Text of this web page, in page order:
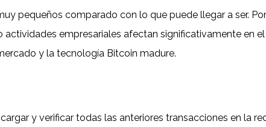
pequeños comparado con lo que puede llegar a ser. Por
empresariales afectan significativamente en el
y la tecnología Bitcoin madure.
y verificar todas las anteriores transacciones en la